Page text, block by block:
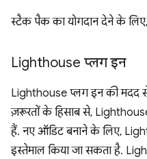
स्टैक पैक का योगदान देने के
Lighthouse प्लग इन
Lighthouse प्लग इन की मदद
ज़रूरतों के हिसाब से,
हैं. नए ऑडिट बनाने के लिए,
इस्तेमाल किया जा सकता है.